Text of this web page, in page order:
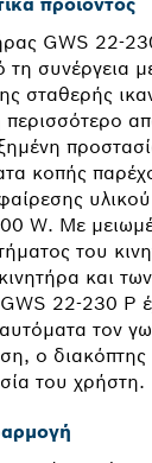
GWS 22-
τη συνέργεια
σταθερής
κοπής
W. Με
του
και
22-230 P
τον
ο
του χρήστη.